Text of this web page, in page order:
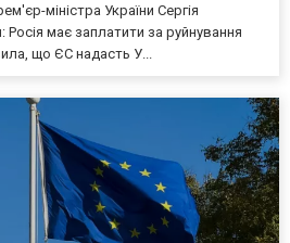
міністра України Сергія
має заплатити за руйнування
що ЄС надасть У...